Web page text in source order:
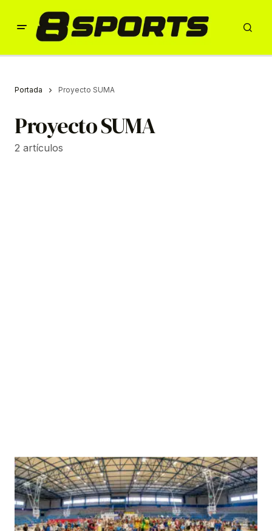
Portada Proyecto SUMA
Proyecto SUMA
2 artículos